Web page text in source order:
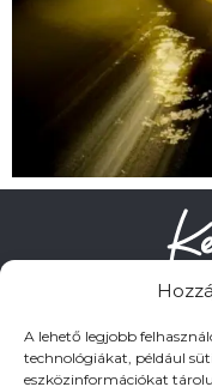
A lehető legjobb
technológiákat, például
eszközinformációkat